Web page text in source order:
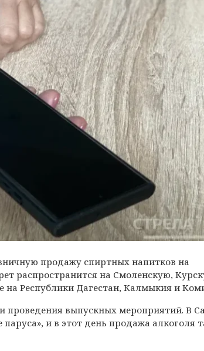
продажу спиртных напитков на
распространится на Смоленскую,
Республики Дагестан, Калмыкия и
проведения выпускных мероприятий. В
и в этот день продажа алкоголя